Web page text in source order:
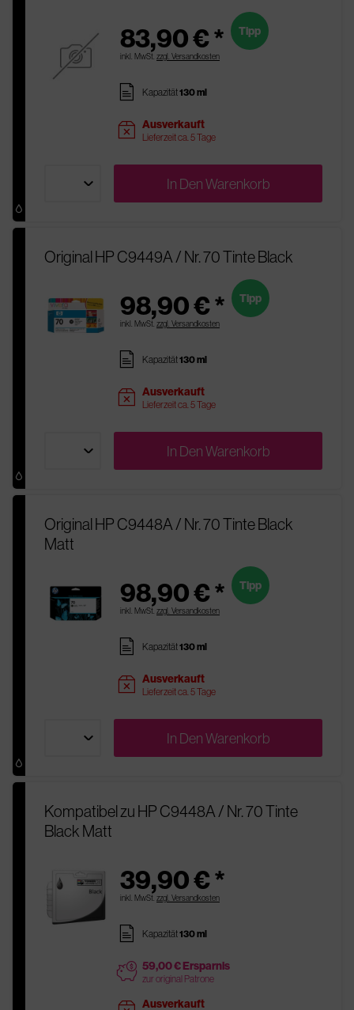
83,90 € *
inkl. MwSt. zzgl. Versandkosten
Tipp
pages Kapazität130 ml
sold Ausverkauft
Lieferzeit ca. 5 Tage
In DenWarenkorb
Original HP C9449A / Nr. 70 Tinte Black
98,90 € *
inkl. MwSt. zzgl. Versandkosten
Tipp
pages Kapazität130 ml
sold Ausverkauft
Lieferzeit ca. 5 Tage
In DenWarenkorb
Original HP C9448A / Nr. 70 Tinte Black
Matt
98,90 € *
inkl. MwSt. zzgl. Versandkosten
Tipp
pages Kapazität130 ml
sold Ausverkauft
Lieferzeit ca. 5 Tage
In DenWarenkorb
Kompatibel zu HP C9448A / Nr. 70 Tinte
Black Matt
39,90 € *
inkl. MwSt. zzgl. Versandkosten
pages Kapazität130 ml
price 59,00 € Ersparnis
zur original Patrone
Ausverkauft